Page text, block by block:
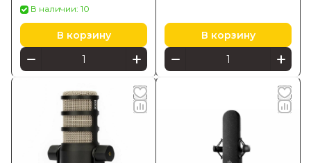
В наличии: 10
В корзину В корзину